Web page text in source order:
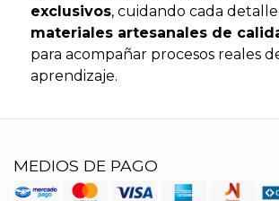
exclusivos, cuidando cada
materiales artesanales de
para acompañar procesos reales
aprendizaje.
MEDIOS DE PAGO